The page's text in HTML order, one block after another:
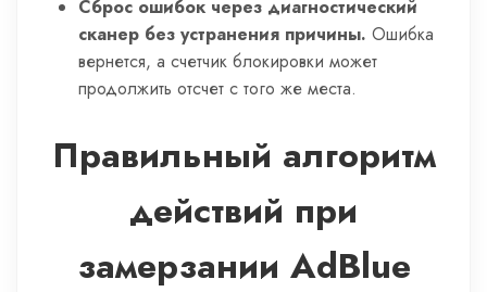
Сброс ошибок через диагностический
сканер без устранения причины. Ошибка
вернется, а счетчик блокировки может
продолжить отсчет с того же места.
Правильный алгоритм
действий при
замерзании AdBlue